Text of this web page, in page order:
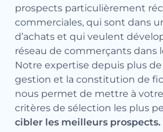
prospects particulièrement
commerciales, qui sont dans
d’achats et qui veulent
réseau de commerçants dans
Notre expertise depuis plus de
gestion et la constitution de
nous permet de mettre à
critères de sélection les plus
cibler les meilleurs prospects.